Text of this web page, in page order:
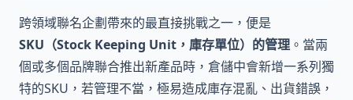
跨領域聯名企劃帶來的最直接挑戰之一，便是
SKU（Stock Keeping Unit，庫存單位）的管理 。當兩
個或多個品牌聯合推出新產品時，倉儲中會新增一系列獨
特的SKU，若管理不當，極易造成庫存混亂、出貨錯誤，